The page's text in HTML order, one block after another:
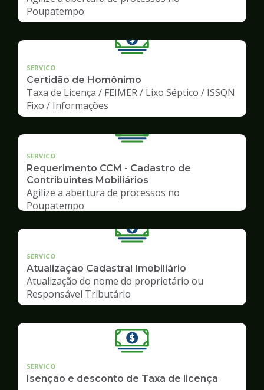
Poupatempo
SERVICO
Certidão de Homônimo
Taxa de Licença / FEIMER / Lixo Séptico / ISSQN
Fixo / Informações
SERVICO
Requerimento CCM - Cadastro de
Contribuintes Mobiliários
Agilize a abertura de processos no
Poupatempo
SERVICO
Atualização Cadastral Imobiliário
Atualização do nome do proprietário ou
Responsável Tributário
SERVICO
Isenção e desconto de Taxa de licença